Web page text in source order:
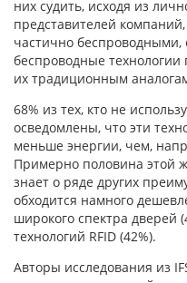
них судить, исходя из
представителей
частично беспроводными,
беспроводные
их традиционным
68% из тех, кто не
осведомлены, что эти
меньше энергии, чем,
Примерно половина этой
знает о ряде других
обходится намного
широкого спектра дверей
технологий RFID (42%).
Авторы исследования из